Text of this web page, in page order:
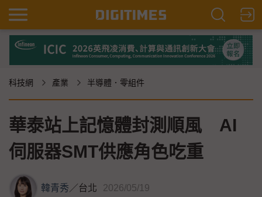
科技網 產業 半導體．零組件
華泰站上記憶體封測順風 AI
伺服器SMT供應角色吃重
韓青秀／台北 2026/05/19